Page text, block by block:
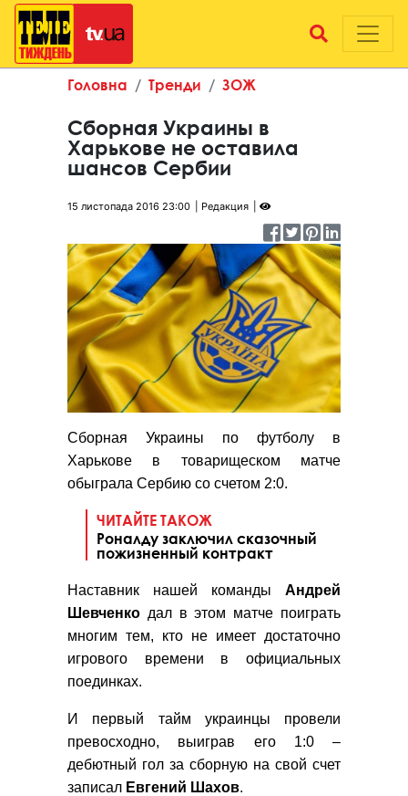
Головна Тренди ЗОЖ
Сборная Украины в
Харькове не оставила
шансов Сербии
15 листопада 2016 23:00 Редакция
Сборная Украины по футболу в
Харькове в товарищеском матче
обыграла Сербию со счетом 2:0.
ЧИТАЙТЕ ТАКОЖ
Роналду заключил сказочный
пожизненный контракт
Наставник нашей команды Андрей
Шевченко дал в этом матче поиграть
многим тем, кто не имеет достаточно
игрового времени в официальных
поединках.
И первый тайм украинцы провели
превосходно, выиграв его 1:0 –
дебютный гол за сборную на свой счет
записал Евгений Шахов.